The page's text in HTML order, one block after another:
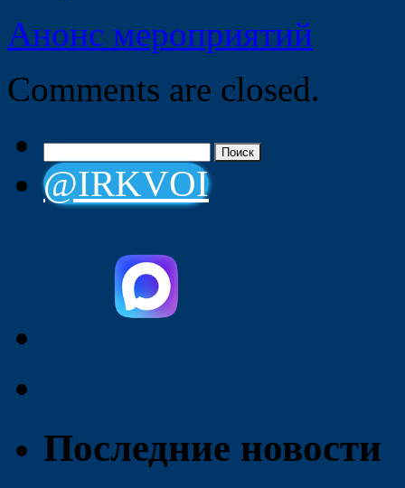
Анонс мероприятий
Comments are closed.
@IRKVOI
Последние новости